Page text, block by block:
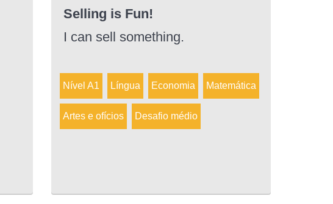
Selling is Fun!
I can sell something.
Nível A1 Língua Economia Matemática
Artes e ofícios Desafio médio